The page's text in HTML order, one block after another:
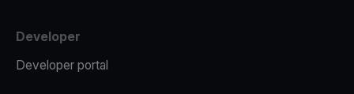
Developer
Developer portal